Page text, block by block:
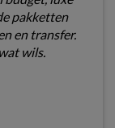
pakketten
en transfer.
wils.